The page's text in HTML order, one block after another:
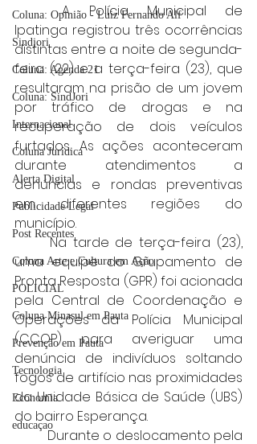
Coluna: Opinião - Luiz Fernando Alf
Sindjori
Coluna: Agenda 21
Coluna: SindJori
Internacional
Coluna Jurídica
Alerta Digital
Publicidade Legal
Post Recentes
Coluna Arte e Cultura em Ação
POLICIAL
Coluna Minasul em Pauta
Prevenção em Pauta
Tecnologia
Economia
educaçao
	A Polícia Municipal de
Ipatinga registrou três ocorrências
distintas entre a noite de segunda-
feira (22) e a terça-feira (23), que
resultaram na prisão de um jovem
por tráfico de drogas e na
recuperação de dois veículos
furtados. As ações aconteceram
durante atendimentos a
denúncias e rondas preventivas
em diferentes regiões do
município.
	Na tarde de terça-feira (23),
uma equipe do Grupamento de
Pronta Resposta (GPR) foi acionada
pela Central de Coordenação e
Operações da Polícia Municipal
(CCOP) para averiguar uma
denúncia de indivíduos soltando
fogos de artifício nas proximidades
da Unidade Básica de Saúde (UBS)
do bairro Esperança.
	Durante o deslocamento pela